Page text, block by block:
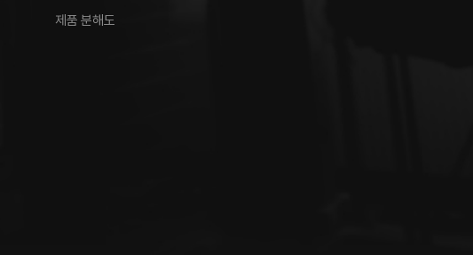
제품 분해도